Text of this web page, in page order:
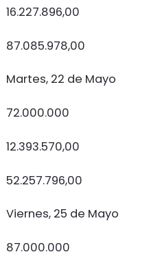
16.227.896,00
87.085.978,00
Martes, 22 de Mayo
72.000.000
12.393.570,00
52.257.796,00
Viernes, 25 de Mayo
87.000.000